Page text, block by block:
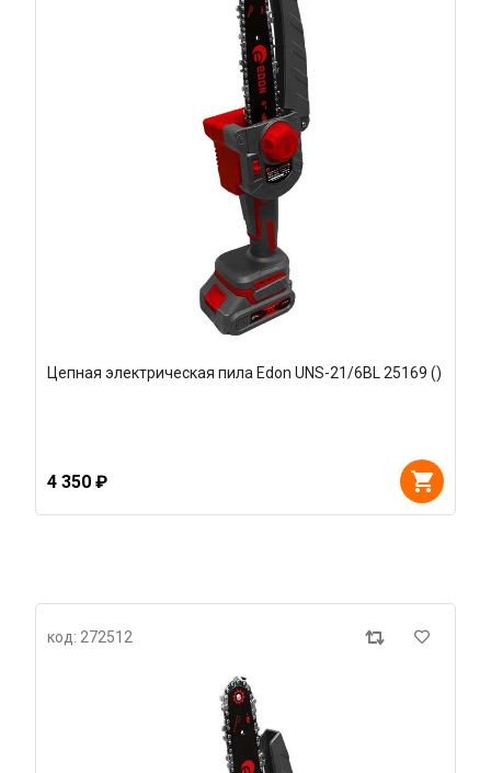
Цепная электрическая пила Edon UNS-21/6BL 25169 ()
4 350 ₽
код: 272512